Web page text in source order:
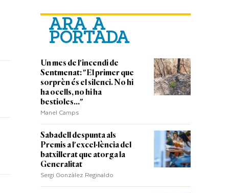
ARA A
PORTADA
Un mes de l'incendi de
Sentmenat: "El primer que
sorprèn és el silenci. No hi
ha ocells, no hi ha
bestioles..."
Manel Camps
Sabadell despunta als
Premis a l'excel·lència del
batxillerat que atorga la
Generalitat
Sergi Gonzàlez Reginaldo